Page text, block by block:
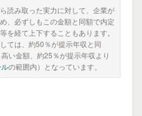
読み取った実力に対して、企業が
、必ずしもこの金額と同額で内定
を経て上下することもあります。
ては、約50％が提示年収と同
い金額、約25％が提示年収より
の範囲内）となっています。